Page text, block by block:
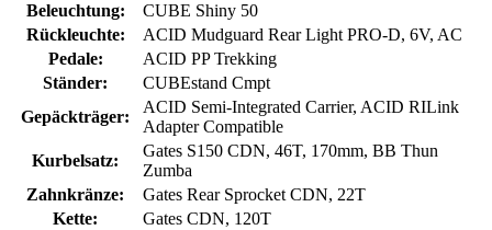
Beleuchtung:
CUBE Shiny 50
Rückleuchte:
ACID Mudguard Rear Light PRO-D, 6V, AC
Pedale:
ACID PP Trekking
Ständer:
CUBEstand Cmpt
Gepäckträger:
ACID Semi-Integrated Carrier, ACID RILink
Adapter Compatible
Kurbelsatz:
Gates S150 CDN, 46T, 170mm, BB Thun
Zumba
Zahnkränze:
Gates Rear Sprocket CDN, 22T
Kette:
Gates CDN, 120T